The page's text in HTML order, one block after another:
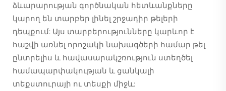
ձևարարության գործնական հետևանքները
կարող են տարբեր լինել շրջադիր թելերի
դեպքում: Այս տարբերությունները կարևոր է
հաշվի առնել որոշակի նախագծերի համար թել
ընտրելիս և հավասարակշռություն ստեղծել
համապարփակության և ցանկալի
տեքստուրայի ու տեսքի միջև: